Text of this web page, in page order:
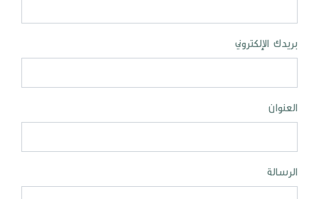
بريدك الإلكتروني
العنوان
الرسالة